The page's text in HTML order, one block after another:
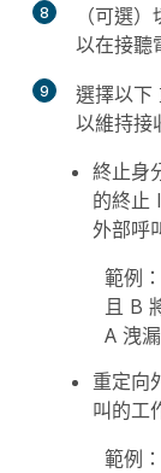
8 （可選
以在接聽
9 選擇以下
以維持接
終止身
的終止
外部呼
範例
且 B
A 洩漏
重定向
叫的工
範例